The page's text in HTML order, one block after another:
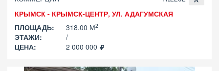
КРЫМСК - КРЫМСК-ЦЕНТР, УЛ. АДАГУМСКАЯ
ПЛОЩАДЬ:
318.00 М2
ЭТАЖИ:
/
ЦЕНА:
2 000 000